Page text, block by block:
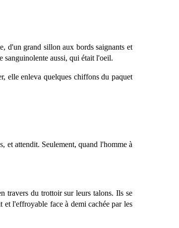
d'un grand sillon aux bords saignants et
sanguinolente aussi, qui était l'oeil.
elle enleva quelques chiffons du paquet
et attendit. Seulement, quand l'homme à
travers du trottoir sur leurs talons. Ils se
et l'effroyable face à demi cachée par les